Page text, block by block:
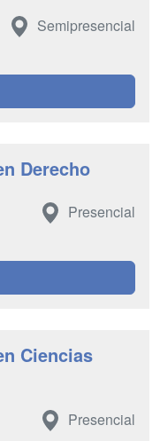
Semipresencial
Derecho
Presencial
Ciencias
Presencial